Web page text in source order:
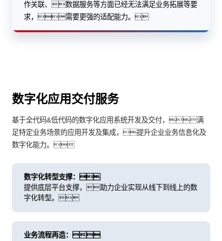
作关联、数据服务等方面已经无法满足业务拓展等要
求，需要更强的适配能力。
数字化应用交付服务
基于全代码&低代码的数字化应用系统开发及交付，满
足特定业务场景的应用开发及集成，提升企业业务信息化及
数字化能力。
数字化转型支撑：
提供底层平台支撑，助力企业实现从线下到线上的数
字化转型。
业务流程再造：